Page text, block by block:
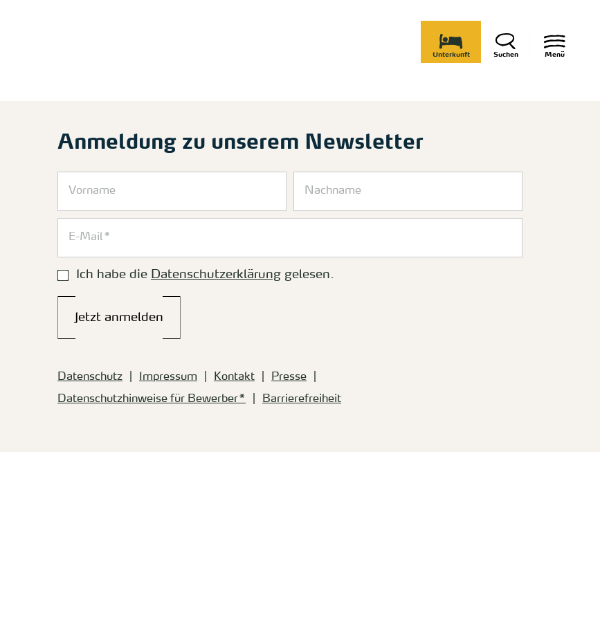
Menü
Suchen
Unterkunft
Anmeldung zu unserem Newsletter
Ich habe die Datenschutzerklärung gelesen.
Jetzt anmelden
Datenschutz Impressum Kontakt
Presse
Datenschutzhinweise für Bewerber*
Barrierefreiheit